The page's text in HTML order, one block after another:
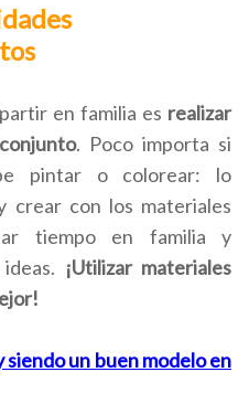
en familia es realizar
. Poco importa si
pintar o colorear: lo
crear con los materiales
tiempo en familia y
¡Utilizar materiales
siendo un buen modelo en